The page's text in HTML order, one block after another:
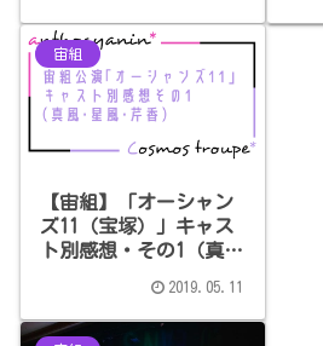
宙組
【宙組】「オーシャン
ズ11（宝塚）」キャス
ト別感想・その1（真風
2019.05.11